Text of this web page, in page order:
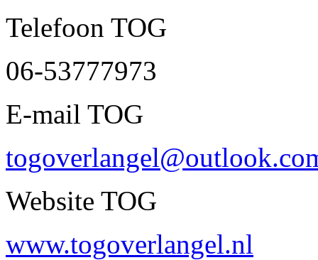
Telefoon TOG
06-53777973
E-mail TOG
Website TOG
www.togoverlangel.nl